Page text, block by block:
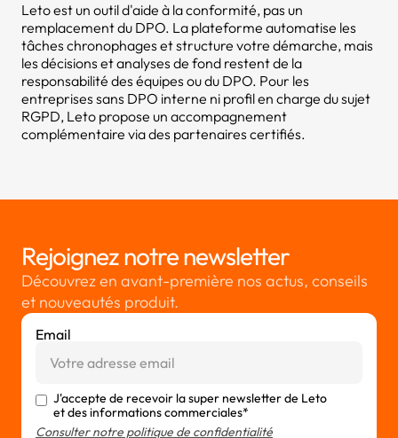
Leto est un outil d'aide à la conformité, pas un
remplacement du DPO. La plateforme automatise les
tâches chronophages et structure votre démarche, mais
les décisions et analyses de fond restent de la
responsabilité des équipes ou du DPO. Pour les
entreprises sans DPO interne ni profil en charge du sujet
RGPD, Leto propose un accompagnement
complémentaire via des partenaires certifiés.
Rejoignez notre newsletter
Découvrez en avant-première nos actus, conseils
et nouveautés produit.
Email
J'accepte de recevoir la super newsletter de Leto
et des informations commerciales*
Consulter notre politique de confidentialité